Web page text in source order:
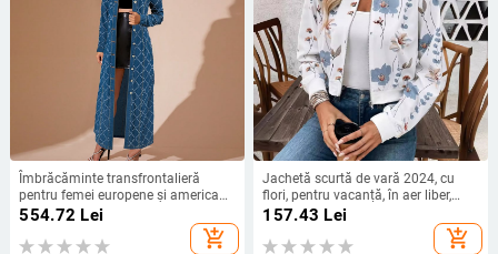
Îmbrăcăminte transfrontalieră
pentru femei europene și americane
Amazon toamna și iarna nouă
modă cu rever în carouri cu ciucuri
lungi Cardigan jachetă din denim
554.72 Lei
add_shopping_cart
Jachetă scurtă de vară 2024, cu
flori, pentru vacanță, în aer liber,
Europa și America, Amazon,
157.43 Lei
add_shopping_cart